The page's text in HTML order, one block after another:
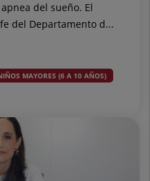
del sueño. El
del Departamento d...
MAYORES (6 A 10 AÑOS)